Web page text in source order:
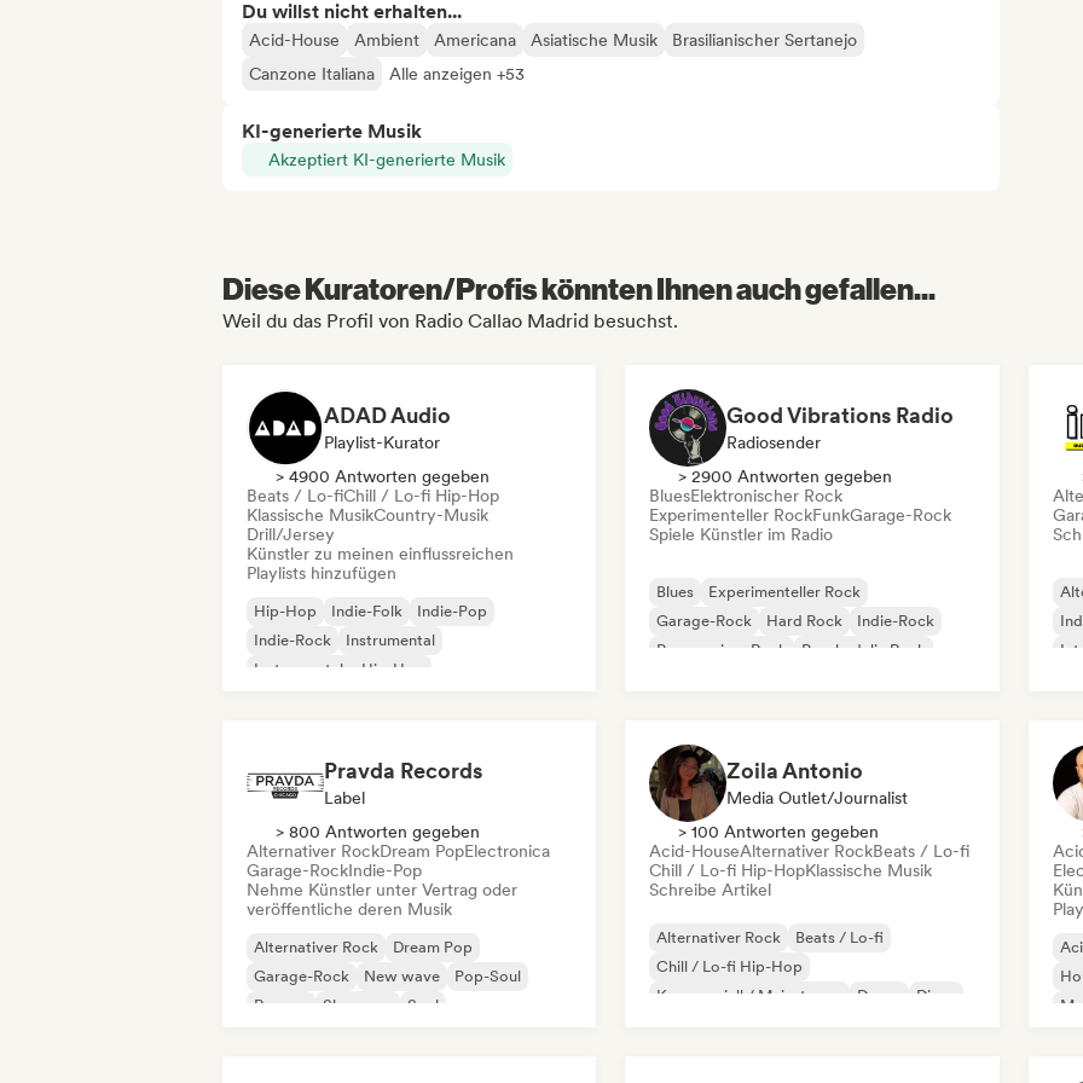
Du willst nicht erhalten...
Acid-House Ambient Americana Asiatische Musik
Brasilianischer Sertanejo
Canzone Italiana
Alle anzeigen +53
KI-generierte Musik
Akzeptiert KI-generierte Musik
Diese Kuratoren/Profis könnten Ihnen auch gefallen...
Weil du das Profil von Radio Callao Madrid besuchst.
ADAD Audio
Playlist-Kurator
> 4900 Antworten gegeben
Beats / Lo-fiChill / Lo-fi Hip-Hop
Klassische MusikCountry-Musik
Drill/Jersey
Künstler zu meinen einflussreichen
Playlists hinzufügen
Hip-Hop Indie-Folk
Indie-Pop
Indie-Rock
Instrumental
Instrumentaler Hip-Hop
Good Vibrations Radio
Radiosender
> 2900 Antworten gegeben
BluesElektronischer Rock
Experimenteller RockFunkGarage-Rock
Spiele Künstler im Radio
Blues
Experimenteller Rock
Garage-Rock
Hard Rock
Indie-Rock
Progressiver Rock
Psychedelic Rock
Pravda Records
Label
> 800 Antworten gegeben
Alternativer RockDream PopElectronica
Garage-RockIndie-Pop
Nehme Künstler unter Vertrag oder
veröffentliche deren Musik
Alternativer Rock
Dream Pop
Garage-Rock
New wave
Pop-Soul
Reggae
Shoegaze Soul
Zoila Antonio
Media Outlet/Journalist
> 100 Antworten gegeben
Acid-HouseAlternativer RockBeats / Lo-fi
Chill / Lo-fi Hip-HopKlassische Musik
Schreibe Artikel
Alternativer Rock
Beats / Lo-fi
Chill / Lo-fi Hip-Hop
Kommerziell / Mainstream
Dance
Disco